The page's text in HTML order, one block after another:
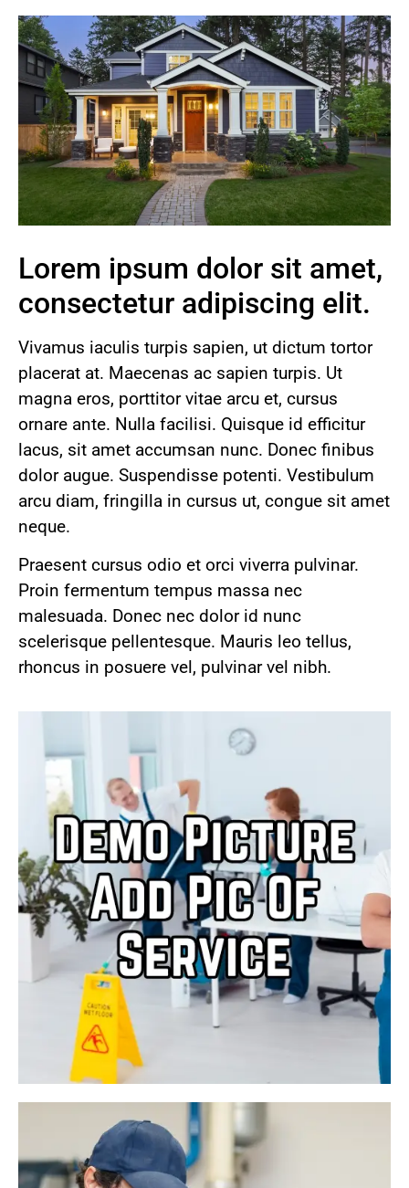
Lorem ipsum dolor sit amet,
consectetur adipiscing elit.
Vivamus iaculis turpis sapien, ut dictum tortor
placerat at. Maecenas ac sapien turpis. Ut
magna eros, porttitor vitae arcu et, cursus
ornare ante. Nulla facilisi. Quisque id efficitur
lacus, sit amet accumsan nunc. Donec finibus
dolor augue. Suspendisse potenti. Vestibulum
arcu diam, fringilla in cursus ut, congue sit amet
neque.
Praesent cursus odio et orci viverra pulvinar.
Proin fermentum tempus massa nec
malesuada. Donec nec dolor id nunc
scelerisque pellentesque. Mauris leo tellus,
rhoncus in posuere vel, pulvinar vel nibh.